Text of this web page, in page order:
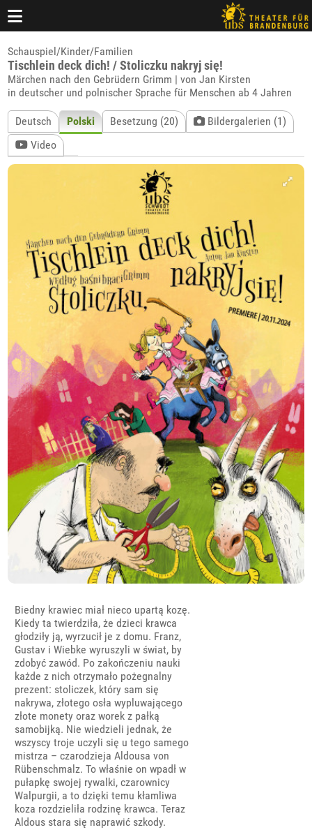
Schauspiel/Kinder/Familien
Tischlein deck dich! / Stoliczku nakryj się!
Märchen nach den Gebrüdern Grimm | von Jan Kirsten
in deutscher und polnischer Sprache für Menschen ab 4 Jahren
Deutsch Polski Besetzung (20)
Bildergalerien (1)
Video
Biedny krawiec miał nieco upartą kozę.
Kiedy ta twierdziła, że dzieci krawca
głodziły ją, wyrzucił je z domu. Franz,
Gustav i Wiebke wyruszyli w świat, by
zdobyć zawód. Po zakończeniu nauki
każde z nich otrzymało pożegnalny
prezent: stoliczek, który sam się
nakrywa, złotego osła wypluwającego
złote monety oraz worek z pałką
samobijką. Nie wiedzieli jednak, że
wszyscy troje uczyli się u tego samego
mistrza – czarodzieja Aldousa von
Rübenschmalz. To właśnie on wpadł w
pułapkę swojej rywalki, czarownicy
Walpurgii, a to dzięki temu kłamliwa
koza rozdzieliła rodzinę krawca. Teraz
Aldous stara się naprawić szkody.